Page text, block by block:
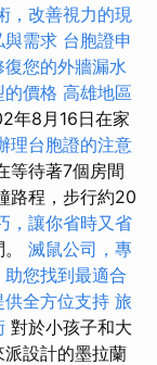
，改善視力的現
與需求 台胞證申
您的外牆漏水
價格 高雄地區
年8月16日在家
理台胞證的注意
等待著7個房間
路程，步行約20
，讓你省時又省
滅鼠公司，專
您找到最適合
全方位支持 旅
對於小孩子和大
設計的墨拉蘭